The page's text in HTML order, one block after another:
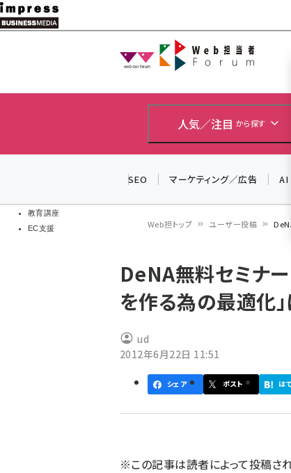
メ
イ
教育講座
EC支援
Web担
人気／注目 から探す
SEO マーケティング／広告 AI
ン
く
ず
Web担トップ ユーザー投稿
DeNA無料セミナー
を作る為の最適化
ud
2012年6月22日 11:51
シェア ポスト は
※この記事は読者によって投稿さ